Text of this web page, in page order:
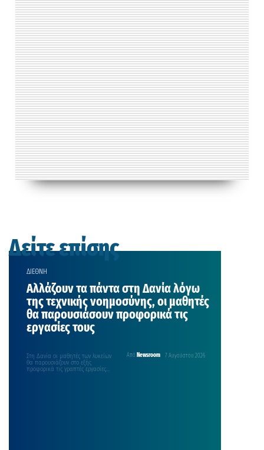
Δείτε επίσης
ΔΙΕΘΝΗ
Αλλάζουν τα πάντα στη Δανία λόγω
της τεχνικής νοημοσύνης, οι μαθητές
θα παρουσιάσουν προφορικά τις
εργασίες τους
Από Newsroom 7 Αυγούστου 2026
Στη Δανία οι μαθητές των λυκείων
θα παρουσιάζουν στο εξής
προφορικά τις γραπτές εργασίες